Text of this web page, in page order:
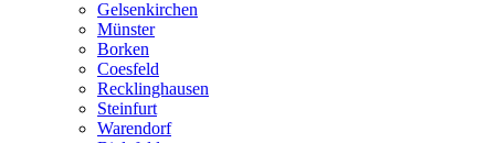
Gelsenkirchen
Münster
Borken
Coesfeld
Recklinghausen
Steinfurt
Warendorf